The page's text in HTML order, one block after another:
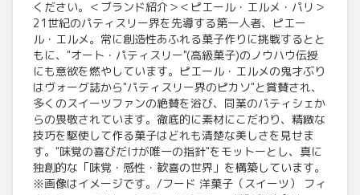
ください。＜ブランド紹介＞＜ピエール・エルメ・パリ＞
21世紀のパティスリー界を先導する第一人者、ピエー
ル・エルメ。常に創造性あふれる菓子作りに挑戦するとと
もに、"オート・パティスリー"(高級菓子)のノウハウ伝授
にも意欲を燃やしています。ピエール・エルメの鬼才ぶり
はヴォーグ誌から"パティスリー界のピカソ"と賞賛され、
多くのスイーツファンの絶賛を浴び、同業のパティシェか
らの畏敬されています。徹底的に素材にこだわり、精緻な
技巧を駆使して作る菓子はどれも清楚な美しさを見せま
す。"味覚の喜びだけが唯一の指針"をモットーとし、真に
独創的な「味覚・感性・歓喜の世界」を構築しています。
※画像はイメージです。/フード 洋菓子（スイーツ） フィ